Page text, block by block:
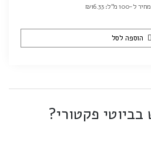
מחיר ל-100 מ"ל: ₪16.33
הוספה לסל
פקטורי?